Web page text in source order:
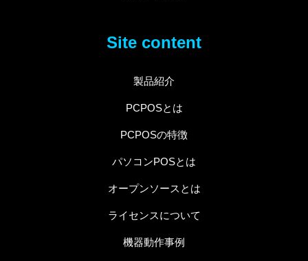
Site content
製品紹介
PCPOSとは
PCPOSの特徴
パソコンPOSとは
オープンソースとは
ライセンスについて
機器動作事例